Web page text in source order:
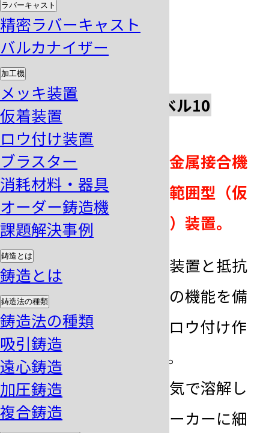
ラバーキャスト
精密ラバーキャスト
バルカナイザー
加工機
メッキ装置
仮着装置
ロウ付け装置
ブラスター
消耗材料・器具
オーダー鋳造機
課題解決事例
鋳造とは
鋳造とは
鋳造法の種類
鋳造法の種類
吸引鋳造
遠心鋳造
加圧鋳造
複合鋳造
model
SW-7000
ロウ付けレベ
ル7
仮着レベル10
電気抵抗熱を利用した金属接合機
能を複合的に備えた広範囲型（仮
着・ロウ付け・かしめ）装置。
電気抵抗式のロウ付け装置と抵抗
溶接式仮着装置の両方の機能を備
えた装置で、仮着からロウ付け作
業が一台でこなせます。
また、線材の先端を電気で溶解し
て球状にするボールメーカーに細